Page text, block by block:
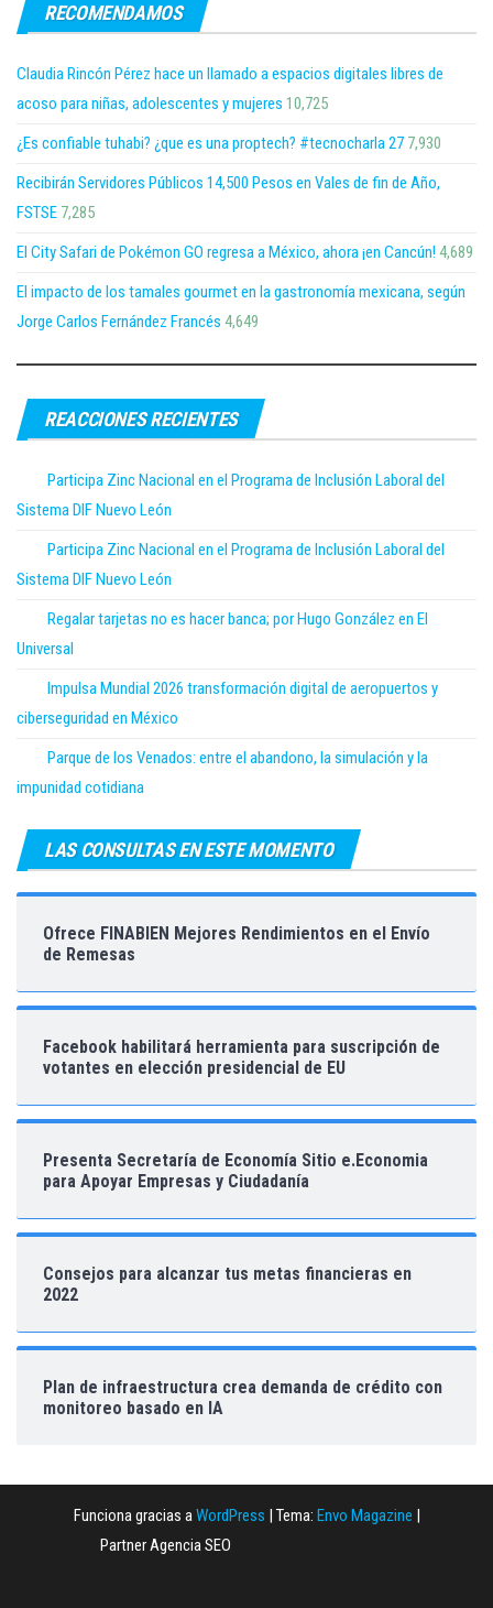
RECOMENDAMOS
Claudia Rincón Pérez hace un llamado a espacios digitales libres de
acoso para niñas, adolescentes y mujeres 10,725
¿Es confiable tuhabi? ¿que es una proptech? #tecnocharla 27 7,930
Recibirán Servidores Públicos 14,500 Pesos en Vales de fin de Año,
FSTSE 7,285
El City Safari de Pokémon GO regresa a México, ahora ¡en Cancún! 4,689
El impacto de los tamales gourmet en la gastronomía mexicana, según
Jorge Carlos Fernández Francés 4,649
REACCIONES RECIENTES
Participa Zinc Nacional en el Programa de Inclusión Laboral del
Sistema DIF Nuevo León
Participa Zinc Nacional en el Programa de Inclusión Laboral del
Sistema DIF Nuevo León
Regalar tarjetas no es hacer banca; por Hugo González en El
Universal
Impulsa Mundial 2026 transformación digital de aeropuertos y
ciberseguridad en México
Parque de los Venados: entre el abandono, la simulación y la
impunidad cotidiana
LAS CONSULTAS EN ESTE MOMENTO
Ofrece FINABIEN Mejores Rendimientos en el Envío
de Remesas
Facebook habilitará herramienta para suscripción de
votantes en elección presidencial de EU
Presenta Secretaría de Economía Sitio e.Economia
para Apoyar Empresas y Ciudadanía
Consejos para alcanzar tus metas financieras en
2022
Plan de infraestructura crea demanda de crédito con
monitoreo basado en IA
Funciona gracias aWordPress Tema: Envo Magazine
Partner Agencia SEO